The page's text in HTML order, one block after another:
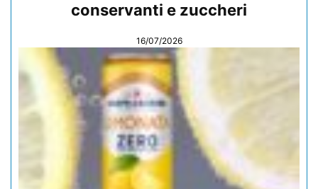
conservanti e zuccheri
16/07/2026